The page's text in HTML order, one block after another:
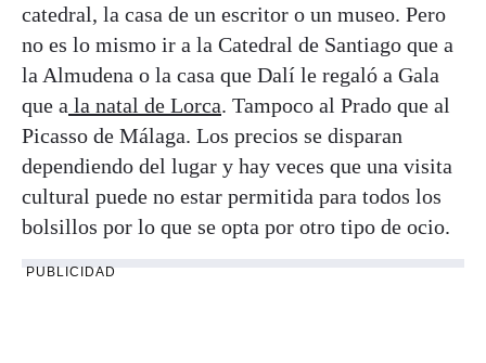
catedral, la casa de un escritor o un museo. Pero
no es lo mismo ir a la Catedral de Santiago que a
la Almudena o la casa que Dalí le regaló a Gala
que a la natal de Lorca. Tampoco al Prado que al
Picasso de Málaga. Los precios se disparan
dependiendo del lugar y hay veces que una visita
cultural puede no estar permitida para todos los
bolsillos por lo que se opta por otro tipo de ocio.
PUBLICIDAD